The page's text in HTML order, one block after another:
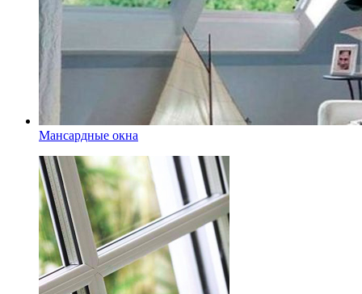
Мансардные окна